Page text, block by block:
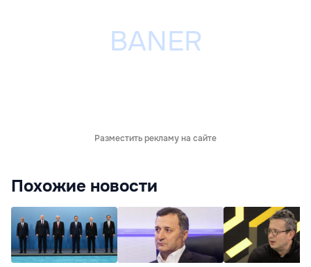
Разместить рекламу на сайте
Похожие новости